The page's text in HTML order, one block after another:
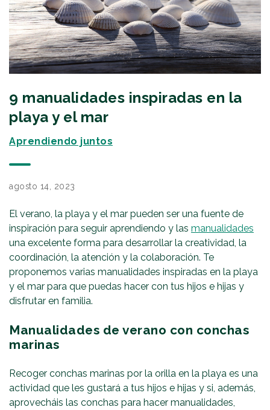
9 manualidades inspiradas en la
playa y el mar
Aprendiendo juntos
agosto 14, 2023
El verano, la playa y el mar pueden ser una fuente de
inspiración para seguir aprendiendo y las manualidades
una excelente forma para desarrollar la creatividad, la
coordinación, la atención y la colaboración. Te
proponemos varias manualidades inspiradas en la playa
y el mar para que puedas hacer con tus hijos e hijas y
disfrutar en familia.
Manualidades de verano con conchas
marinas
Recoger conchas marinas por la orilla en la playa es una
actividad que les gustará a tus hijos e hijas y si, además,
aprovecháis las conchas para hacer manualidades,